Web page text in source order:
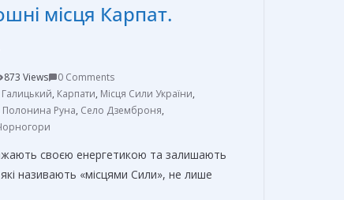
місця Карпат.
873 Views
0 Comments
, Карпати, Місця Cили України,
Полонина Руна, Село Дземброня,
своєю енергетикою та залишають
називають «місцями Cили», не лише